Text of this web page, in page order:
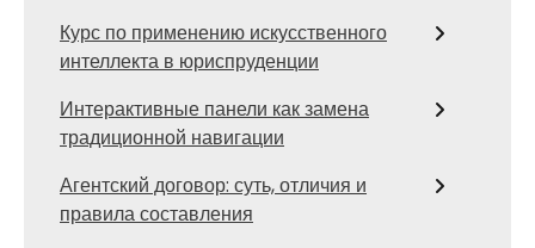
Курс по применению искусственного
интеллекта в юриспруденции
Интерактивные панели как замена
традиционной навигации
Агентский договор: суть, отличия и
правила составления